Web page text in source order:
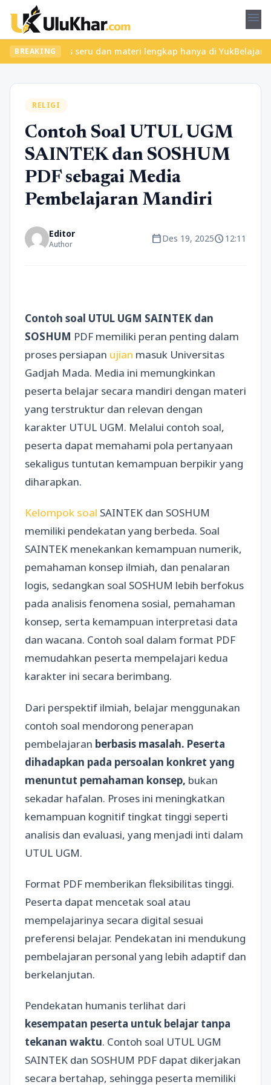
menu
BREAKING
kelas seru dan materi lengkap hanya di
RELIGI
Contoh Soal UTUL UGM
SAINTEK dan SOSHUM
PDF sebagai Media
Pembelajaran Mandiri
Editor
Author calendar_todayDes 19, 2025schedule12:11
Contoh soal UTUL UGM SAINTEK dan
SOSHUM PDF memiliki peran penting dalam
proses persiapan ujian masuk Universitas
Gadjah Mada. Media ini memungkinkan
peserta belajar secara mandiri dengan materi
yang terstruktur dan relevan dengan
karakter UTUL UGM. Melalui contoh soal,
peserta dapat memahami pola pertanyaan
sekaligus tuntutan kemampuan berpikir yang
diharapkan.
Kelompok soal SAINTEK dan SOSHUM
memiliki pendekatan yang berbeda. Soal
SAINTEK menekankan kemampuan numerik,
pemahaman konsep ilmiah, dan penalaran
logis, sedangkan soal SOSHUM lebih berfokus
pada analisis fenomena sosial, pemahaman
konsep, serta kemampuan interpretasi data
dan wacana. Contoh soal dalam format PDF
memudahkan peserta mempelajari kedua
karakter ini secara berimbang.
Dari perspektif ilmiah, belajar menggunakan
contoh soal mendorong penerapan
pembelajaran berbasis masalah. Peserta
dihadapkan pada persoalan konkret yang
menuntut pemahaman konsep, bukan
sekadar hafalan. Proses ini meningkatkan
kemampuan kognitif tingkat tinggi seperti
analisis dan evaluasi, yang menjadi inti dalam
UTUL UGM.
Format PDF memberikan fleksibilitas tinggi.
Peserta dapat mencetak soal atau
mempelajarinya secara digital sesuai
preferensi belajar. Pendekatan ini mendukung
pembelajaran personal yang lebih adaptif dan
berkelanjutan.
Pendekatan humanis terlihat dari
kesempatan peserta untuk belajar tanpa
tekanan waktu. Contoh soal UTUL UGM
SAINTEK dan SOSHUM PDF dapat dikerjakan
secara bertahap, sehingga peserta memiliki